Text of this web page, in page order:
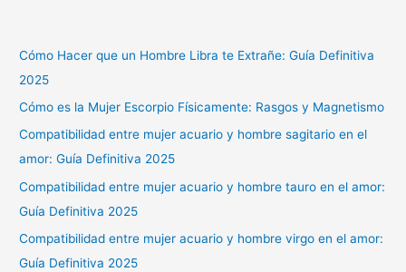
Cómo Hacer que un Hombre Libra te Extrañe: Guía Definitiva
2025
Cómo es la Mujer Escorpio Físicamente: Rasgos y Magnetismo
Compatibilidad entre mujer acuario y hombre sagitario en el
amor: Guía Definitiva 2025
Compatibilidad entre mujer acuario y hombre tauro en el amor:
Guía Definitiva 2025
Compatibilidad entre mujer acuario y hombre virgo en el amor:
Guía Definitiva 2025